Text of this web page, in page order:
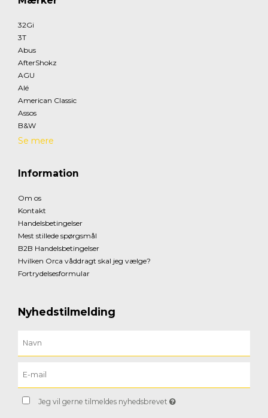
32Gi
3T
Abus
AfterShokz
AGU
Alé
American Classic
Assos
B&W
Se mere
Information
Om os
Kontakt
Handelsbetingelser
Mest stillede spørgsmål
B2B Handelsbetingelser
Hvilken Orca våddragt skal jeg vælge?
Fortrydelsesformular
Nyhedstilmelding
Jeg vil gerne tilmeldes nyhedsbrevet